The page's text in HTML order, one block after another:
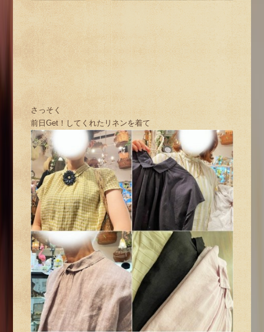
さっそく
前日Get！してくれたリネンを着て